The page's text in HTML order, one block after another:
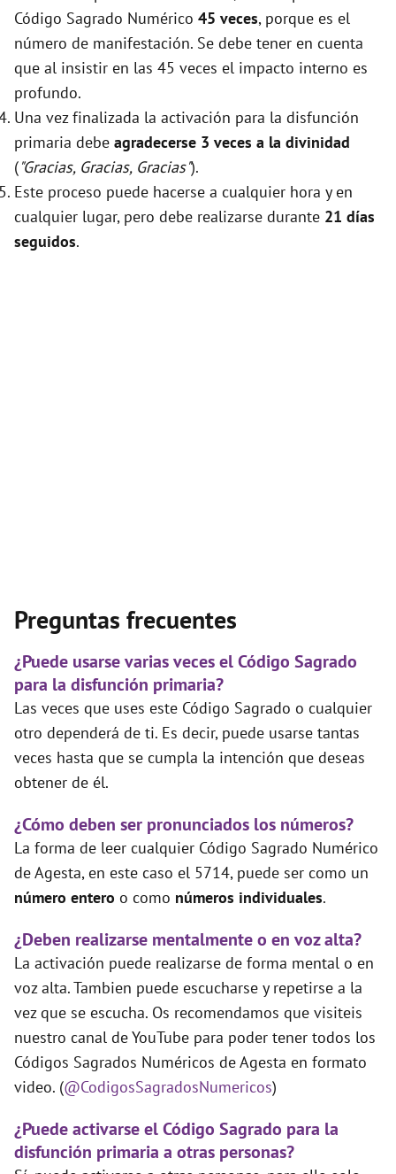
Código Sagrado Numérico 45 veces, porque es el
número de manifestación. Se debe tener en cuenta
que al insistir en las 45 veces el impacto interno es
profundo.
Una vez finalizada la activación para la disfunción
primaria debe agradecerse 3 veces a la divinidad
("Gracias, Gracias, Gracias").
Este proceso puede hacerse a cualquier hora y en
cualquier lugar, pero debe realizarse durante 21 días
seguidos.
Preguntas frecuentes
¿Puede usarse varias veces el Código Sagrado
para la disfunción primaria?
Las veces que uses este Código Sagrado o cualquier
otro dependerá de ti. Es decir, puede usarse tantas
veces hasta que se cumpla la intención que deseas
obtener de él.
¿Cómo deben ser pronunciados los números?
La forma de leer cualquier Código Sagrado Numérico
de Agesta, en este caso el 5714, puede ser como un
número entero o como números individuales.
¿Deben realizarse mentalmente o en voz alta?
La activación puede realizarse de forma mental o en
voz alta. Tambien puede escucharse y repetirse a la
vez que se escucha. Os recomendamos que visiteis
nuestro canal de YouTube para poder tener todos los
Códigos Sagrados Numéricos de Agesta en formato
video. (@CodigosSagradosNumericos)
¿Puede activarse el Código Sagrado para la
disfunción primaria a otras personas?